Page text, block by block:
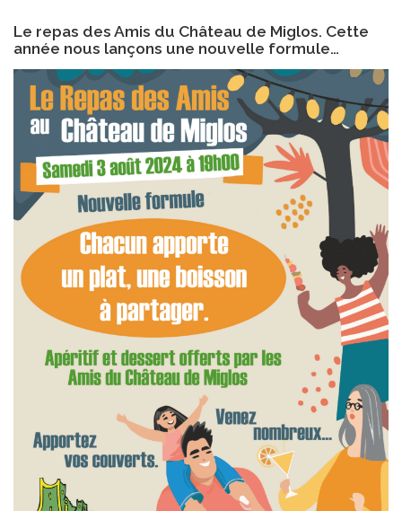
Le repas des Amis du Château de Miglos. Cette
année nous lançons une nouvelle formule…